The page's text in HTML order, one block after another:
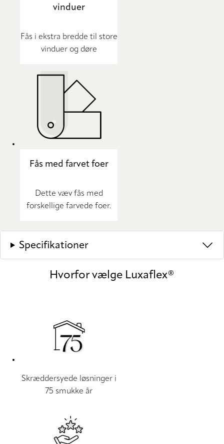
vinduer
Fås i ekstra bredde til store
vinduer og døre
Fås med farvet foer
Dette væv fås med
forskellige farvede foer.
Specifikationer
Hvorfor vælge Luxaflex®
Skræddersyede løsninger i
75 smukke år